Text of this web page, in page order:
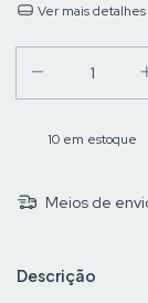
Ver mais detalhes
10 em estoque
Meios de
Descrição